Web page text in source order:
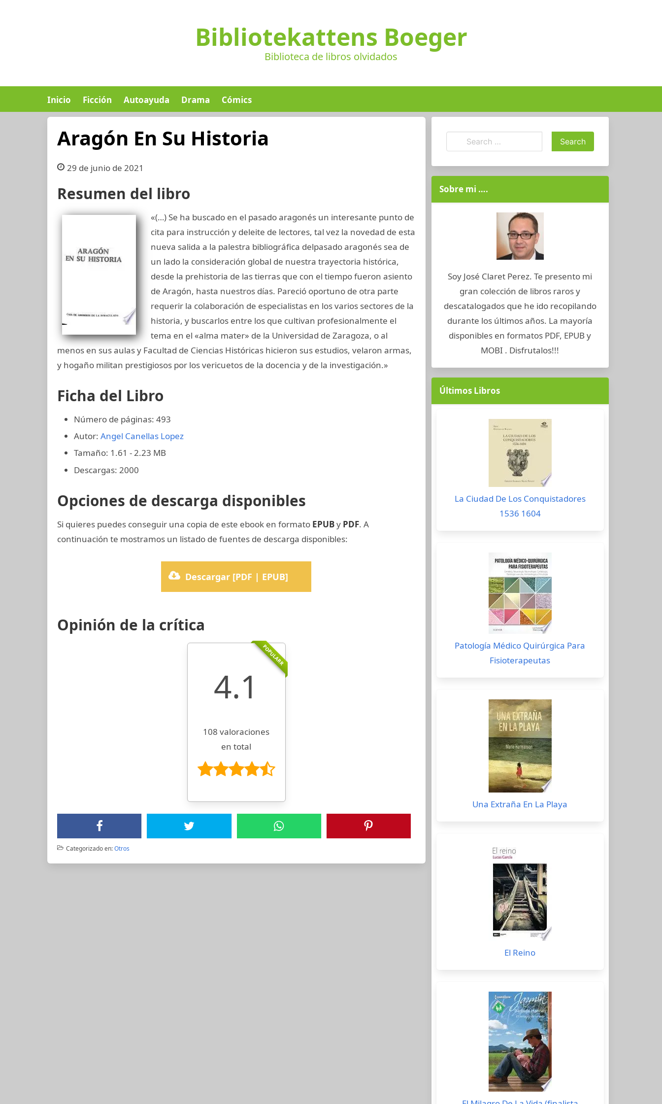
Bibliotekattens Boeger
Biblioteca de libros olvidados
Inicio Ficción Autoayuda Drama Cómics
Aragón En Su Historia
29 de junio de 2021
Resumen del libro
«(…) Se ha buscado en el pasado aragonés un interesante punto de
cita para instrucción y deleite de lectores, tal vez la novedad de esta
nueva salida a la palestra bibliográfica delpasado aragonés sea de
un lado la consideración global de nuestra trayectoria histórica,
desde la prehistoria de las tierras que con el tiempo fueron asiento
de Aragón, hasta nuestros días. Pareció oportuno de otra parte
requerir la colaboración de especialistas en los varios sectores de la
historia, y buscarlos entre los que cultivan profesionalmente el
tema en el «alma mater» de la Universidad de Zaragoza, o al
menos en sus aulas y Facultad de Ciencias Históricas hicieron sus estudios, velaron armas,
y hogaño militan prestigiosos por los vericuetos de la docencia y de la investigación.»
Ficha del Libro
Número de páginas: 493
Autor: Angel Canellas Lopez
Tamaño: 1.61 - 2.23 MB
Descargas: 2000
Opciones de descarga disponibles
Si quieres puedes conseguir una copia de este ebook en formato EPUBy PDF. A
continuación te mostramos un listado de fuentes de descarga disponibles:
Descargar [PDF | EPUB]
Opinión de la crítica
POPULARR
4.1
108 valoraciones
en total
Categorizado en:Otros
Sobre mi ….
Soy José Claret Perez. Te presento mi
gran colección de libros raros y
descatalogados que he ido recopilando
durante los últimos años. La mayoría
disponibles en formatos PDF, EPUB y
MOBI . Disfrutalos!!!
Últimos Libros
La Ciudad De Los Conquistadores
1536 1604
Patología Médico Quirúrgica Para
Fisioterapeutas
Una Extraña En La Playa
El Reino